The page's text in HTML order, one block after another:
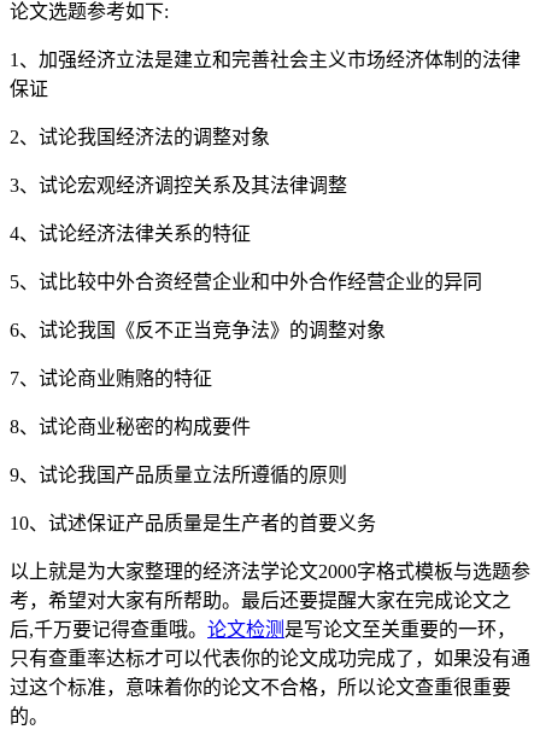
论文选题参考如下:
1、加强经济立法是建立和完善社会主义市场经济体制的法律
保证
2、试论我国经济法的调整对象
3、试论宏观经济调控关系及其法律调整
4、试论经济法律关系的特征
5、试比较中外合资经营企业和中外合作经营企业的异同
6、试论我国《反不正当竞争法》的调整对象
7、试论商业贿赂的特征
8、试论商业秘密的构成要件
9、试论我国产品质量立法所遵循的原则
10、试述保证产品质量是生产者的首要义务
以上就是为大家整理的经济法学论文2000字格式模板与选题参
考，希望对大家有所帮助。最后还要提醒大家在完成论文之
后,千万要记得查重哦。 论文检测 是写论文至关重要的一环，
只有查重率达标才可以代表你的论文成功完成了，如果没有通
过这个标准，意味着你的论文不合格，所以论文查重很重要
的。